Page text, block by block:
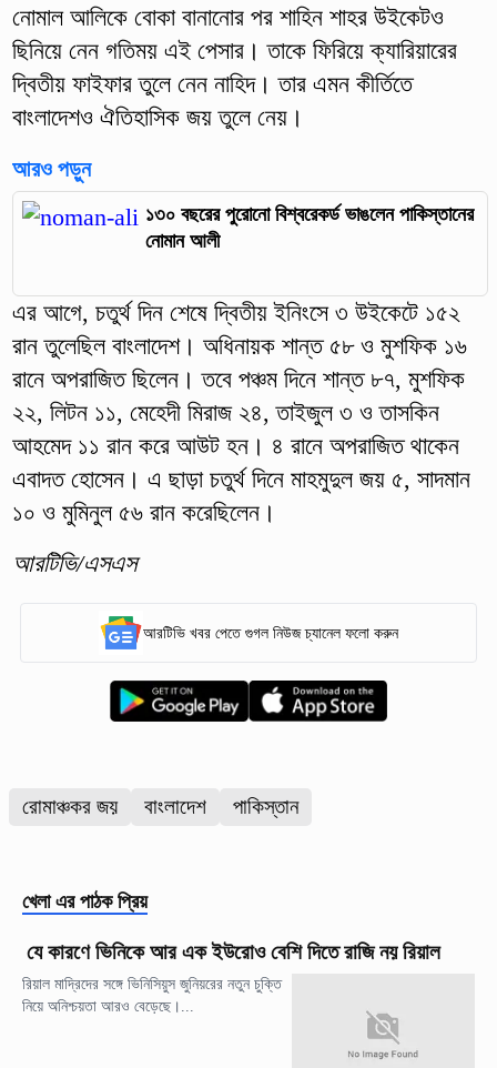
নোমাল আলিকে বোকা বানানোর পর শাহিন শাহর উইকেটও
ছিনিয়ে নেন গতিময় এই পেসার। তাকে ফিরিয়ে ক্যারিয়ারের
দ্বিতীয় ফাইফার তুলে নেন নাহিদ। তার এমন কীর্তিতে
বাংলাদেশও ঐতিহাসিক জয় তুলে নেয়।
আরও পড়ুন
১৩০ বছরের পুরোনো বিশ্বরেকর্ড ভাঙলেন পাকিস্তানের
নোমান আলী
এর আগে, চতুর্থ দিন শেষে দ্বিতীয় ইনিংসে ৩ উইকেটে ১৫২
রান তুলেছিল বাংলাদেশ। অধিনায়ক শান্ত ৫৮ ও মুশফিক ১৬
রানে অপরাজিত ছিলেন। তবে পঞ্চম দিনে শান্ত ৮৭, মুশফিক
২২, লিটন ১১, মেহেদী মিরাজ ২৪, তাইজুল ৩ ও তাসকিন
আহমেদ ১১ রান করে আউট হন। ৪ রানে অপরাজিত থাকেন
এবাদত হোসেন। এ ছাড়া চতুর্থ দিনে মাহমুদুল জয় ৫, সাদমান
১০ ও মুমিনুল ৫৬ রান করেছিলেন।
আরটিভি/এসএস
আরটিভি খবর পেতে গুগল নিউজ চ্যানেল ফলো করুন
রোমাঞ্চকর জয় বাংলাদেশ পাকিস্তান
খেলা এর পাঠক প্রিয়
যে কারণে ভিনিকে আর এক ইউরোও বেশি দিতে রাজি নয় রিয়াল
রিয়াল মাদ্রিদের সঙ্গে ভিনিসিয়ুস জুনিয়রের নতুন চুক্তি
নিয়ে অনিশ্চয়তা আরও বেড়েছে।...